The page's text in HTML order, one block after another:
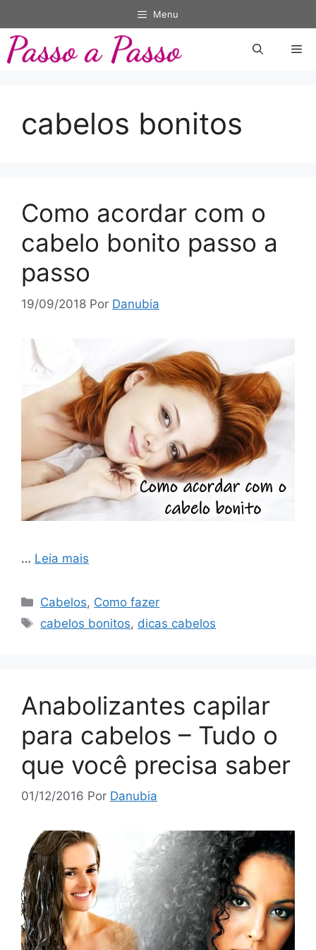
para
conteúdo
Menu
cabelos bonitos
Como acordar com o
cabelo bonito passo a
passo
19/09/2018 Por Danubia
… Leia mais
Categorias
Cabelos, Como fazer
Tags
cabelos bonitos, dicas cabelos
Anabolizantes capilar
para cabelos – Tudo o
que você precisa saber
01/12/2016 Por Danubia